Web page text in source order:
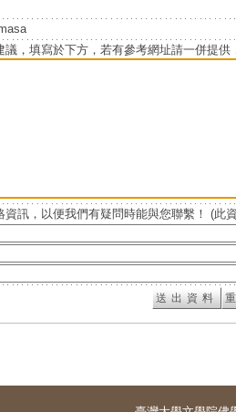
議，填寫於下方，若有參考網址請一併提供
資訊，以便我們有疑問時能與您聯繫！ (此